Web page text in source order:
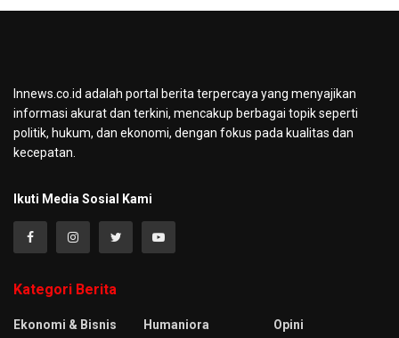
Innews.co.id adalah portal berita terpercaya yang menyajikan
informasi akurat dan terkini, mencakup berbagai topik seperti
politik, hukum, dan ekonomi, dengan fokus pada kualitas dan
kecepatan.
Ikuti Media Sosial Kami
Kategori Berita
Ekonomi & Bisnis
Humaniora
Opini